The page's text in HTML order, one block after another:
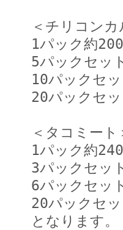
＜チリコンカ
1パック約200
5パックセッ
10パックセッ
20パックセッ
＜タコミート
1パック約240
3パックセッ
6パックセッ
20パックセッ
となります。